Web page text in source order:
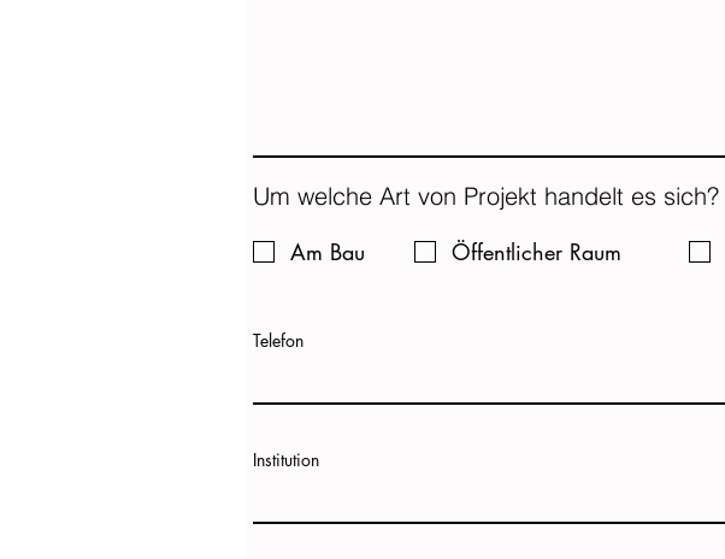
Um welche Art von Projekt handelt es sich?
Am Bau Öffentlicher Raum
Telefon
Institution